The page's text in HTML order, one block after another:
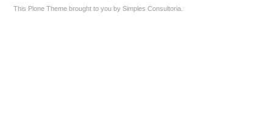
This Plone Theme brought to you by Simples Consultoria